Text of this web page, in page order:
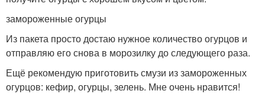
замороженные огурцы
Из пакета просто достаю нужное количество огурцов и
отправляю его снова в морозилку до следующего раза.
Ещё рекомендую приготовить смузи из замороженных
огурцов: кефир, огурцы, зелень. Мне очень нравится!